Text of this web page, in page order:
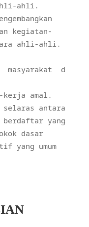
ahli.
kegiatan-
ahli-ahli.
masyarakat
d
kerja amal.
selaras antara
berdaftar yang
dasar
yang umum